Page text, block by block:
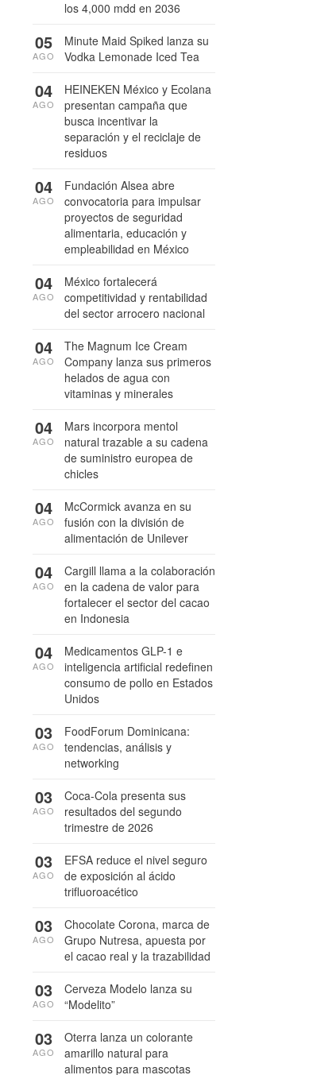
los 4,000 mdd en 2036
Minute Maid Spiked lanza su
Vodka Lemonade Iced Tea
05
AGO
HEINEKEN México y Ecolana
presentan campaña que
busca incentivar la
separación y el reciclaje de
residuos
04
AGO
Fundación Alsea abre
convocatoria para impulsar
proyectos de seguridad
alimentaria, educación y
empleabilidad en México
04
AGO
México fortalecerá
competitividad y rentabilidad
del sector arrocero nacional
04
AGO
The Magnum Ice Cream
Company lanza sus primeros
helados de agua con
vitaminas y minerales
04
AGO
Mars incorpora mentol
natural trazable a su cadena
de suministro europea de
chicles
04
AGO
McCormick avanza en su
fusión con la división de
alimentación de Unilever
04
AGO
Cargill llama a la colaboración
en la cadena de valor para
fortalecer el sector del cacao
en Indonesia
04
AGO
Medicamentos GLP-1 e
inteligencia artificial redefinen
consumo de pollo en Estados
Unidos
04
AGO
FoodForum Dominicana:
tendencias, análisis y
networking
03
AGO
Coca-Cola presenta sus
resultados del segundo
trimestre de 2026
03
AGO
EFSA reduce el nivel seguro
de exposición al ácido
trifluoroacético
03
AGO
Chocolate Corona, marca de
Grupo Nutresa, apuesta por
el cacao real y la trazabilidad
03
AGO
Cerveza Modelo lanza su
“Modelito”
03
AGO
Oterra lanza un colorante
amarillo natural para
alimentos para mascotas
03
AGO